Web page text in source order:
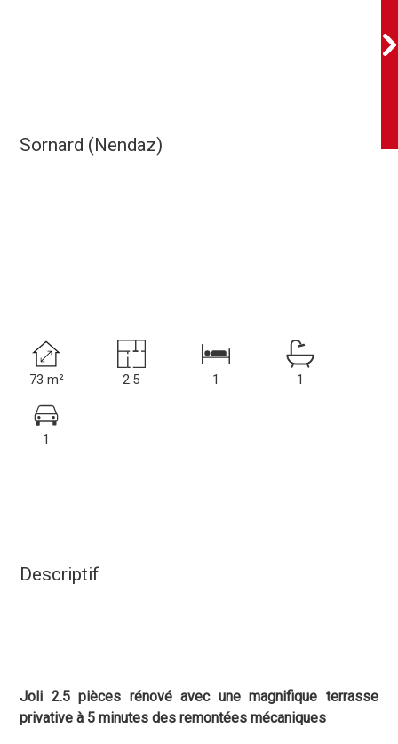
Sornard (Nendaz)
73 m² 2.5 1 1
1
Descriptif
Joli 2.5 pièces rénové avec une magnifique terrasse
privative à 5 minutes des remontées mécaniques